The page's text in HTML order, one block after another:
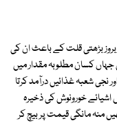
بڑھتی قلت کے باعث ان کی
کسان مطلوبہ مقدار میں
نجی شعبہ غذائیں درآمد کرتا
خورونوش کی ذخیرہ
منہ مانگی قیمت پر بیچ کر